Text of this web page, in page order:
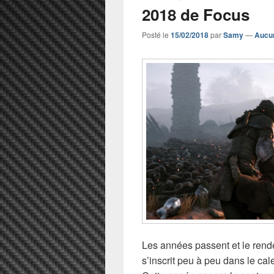
2018 de Focus
Posté le 15/02/2018parSamy—
Les années passent et le
s’inscrit peu à peu dans le